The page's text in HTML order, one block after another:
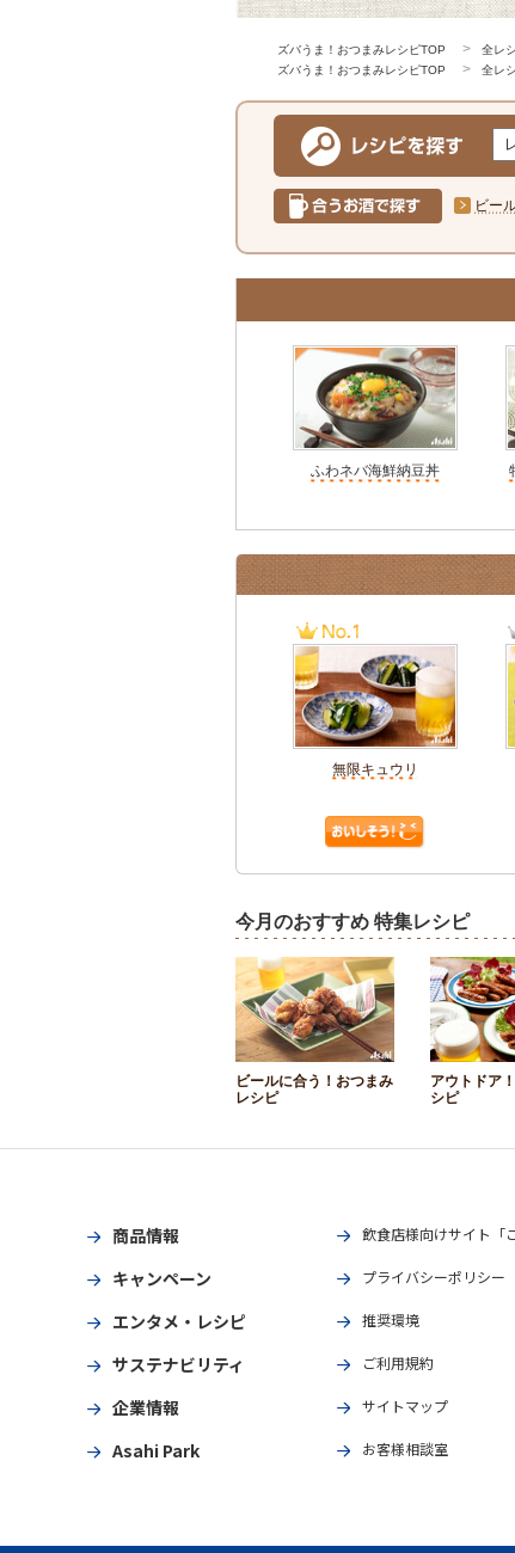
ズバうま！おつまみレシピTOP 全レ
ズバうま！おつまみレシピTOP
全レ
ビー
ふわネバ海鮮納豆丼
無限キュウリ
今月のおすすめ 特集レシピ
ビールに合う！おつまみ
レシピ
アウトドア
シピ
商品情報
キャンペーン
エンタメ・レシピ
サステナビリティ
企業情報
Asahi Park
飲食店様向けサイト「
プライバシーポリシー
推奨環境
ご利用規約
サイトマップ
お客様相談室